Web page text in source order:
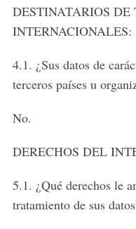
DESTINATARIOS DE
INTERNACIONALES:
4.1. ¿Sus datos de
terceros países u
No.
DERECHOS DEL
5.1. ¿Qué derechos le
tratamiento de sus